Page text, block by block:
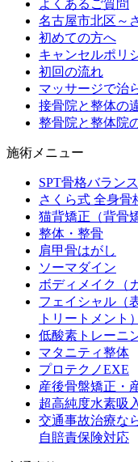
よくあるご質問
名古屋市北区～
初めての方へ
キャンセルポリ
初回の流れ
マッサージで治
接骨院と整体の
整骨院と整体院
施術メニュー
SPT骨格バラン
さくら式 全身
猫背矯正（背骨
整体・整骨
肩甲骨はがし
ソーマダイン
ボディメイク（
フェイシャル（
トリートメント）
低酸素トレーニ
マタニティ整体
プロテクノEXE
産後骨盤矯正・
超高純度水素吸
交通事故治療な
自賠責保険対応